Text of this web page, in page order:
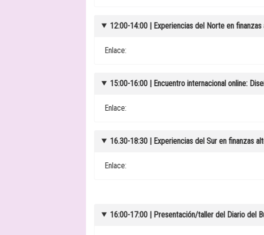
12:00-14:00 | Experiencias del Norte en
Enlace:
15:00-16:00 | Encuentro internacional online:
Enlace:
16.30-18:30 | Experiencias del Sur en finanzas
Enlace:
16:00-17:00 | Presentación/taller del Diario del